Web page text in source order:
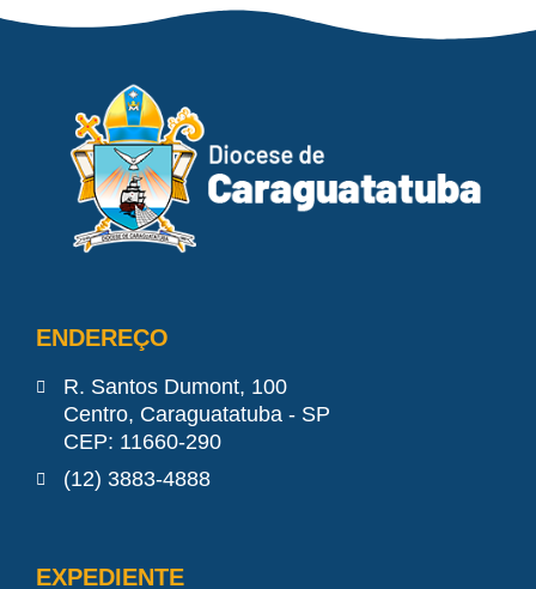
ENDEREÇO
R. Santos Dumont, 100
Centro, Caraguatatuba - SP
CEP: 11660-290
(12) 3883-4888
EXPEDIENTE